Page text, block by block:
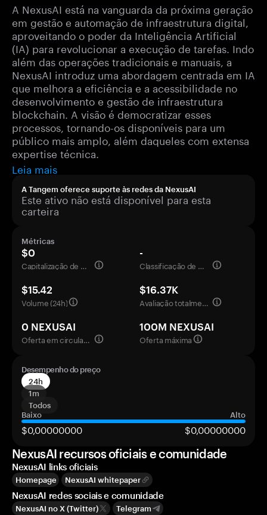
A NexusAI está na vanguarda da próxima geração
em gestão e automação de infraestrutura digital,
aproveitando o poder da Inteligência Artificial
(IA) para revolucionar a execução de tarefas. Indo
além das operações tradicionais e manuais, a
NexusAI introduz uma abordagem centrada em IA
que melhora a eficiência e a acessibilidade no
desenvolvimento e gestão de infraestrutura
blockchain. A visão é democratizar esses
processos, tornando-os disponíveis para um
público mais amplo, além daqueles com extensa
expertise técnica.
Leia mais
A Tangem oferece suporte às redes da NexusAI
Este ativo não está disponível para esta
carteira
Métricas
$0
Capitalização de mercado
-
Classificação de mercado
$15.42
Volume (24h)
$16.37K
Avaliação totalmente diluída
0 NEXUSAI
Oferta em circulação
100M NEXUSAI
Oferta máxima
Desempenho do preço
24h
1m
Todos
Baixo
Alto
$0,00000000
$0,00000000
NexusAI recursos oficiais e comunidade
NexusAI links oficiais
Homepage NexusAI whitepaper
NexusAI redes sociais e comunidade
NexusAI no X (Twitter) Telegram